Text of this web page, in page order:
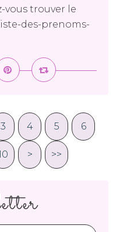
vous trouver le
des-prenoms-
3 4 5 6
> >>